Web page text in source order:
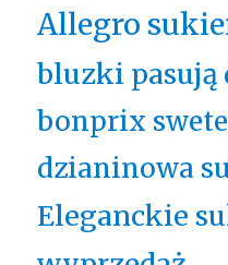
Allegro
bluzki pasują
bonprix
dzianinowa
Eleganckie